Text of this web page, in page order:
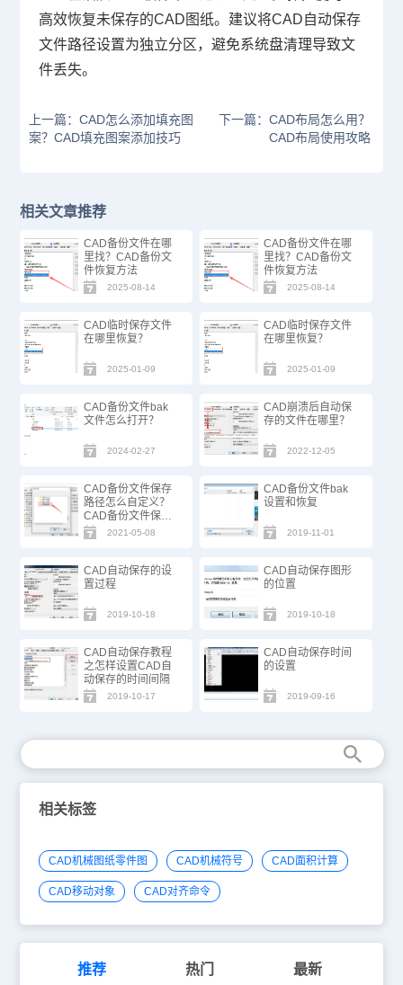
高效恢复未保存的CAD图纸。建议将CAD自动保存
文件路径设置为独立分区，避免系统盘清理导致文
件丢失。
上一篇：CAD怎么添加填充图
案？CAD填充图案添加技巧
下一篇：CAD布局怎么用？
CAD布局使用攻略
相关文章推荐
CAD备份文件在哪
里找？CAD备份文
件恢复方法
2025-08-14
CAD备份文件在哪
里找？CAD备份文
件恢复方法
2025-08-14
CAD临时保存文件
在哪里恢复？
2025-01-09
CAD临时保存文件
在哪里恢复？
2025-01-09
CAD备份文件bak
文件怎么打开？
2024-02-27
CAD崩溃后自动保
存的文件在哪里？
2022-12-05
CAD备份文件保存
路径怎么自定义？
CAD备份文件保存
在哪？2021-05-08
CAD备份文件bak
设置和恢复
2019-11-01
CAD自动保存的设
置过程
2019-10-18
CAD自动保存图形
的位置
2019-10-18
CAD自动保存教程
之怎样设置CAD自
动保存的时间间隔
2019-10-17
CAD自动保存时间
的设置
2019-09-16
相关标签
CAD机械图纸零件图 CAD机械符号 CAD面积计算
CAD移动对象 CAD对齐命令
推荐 热门 最新